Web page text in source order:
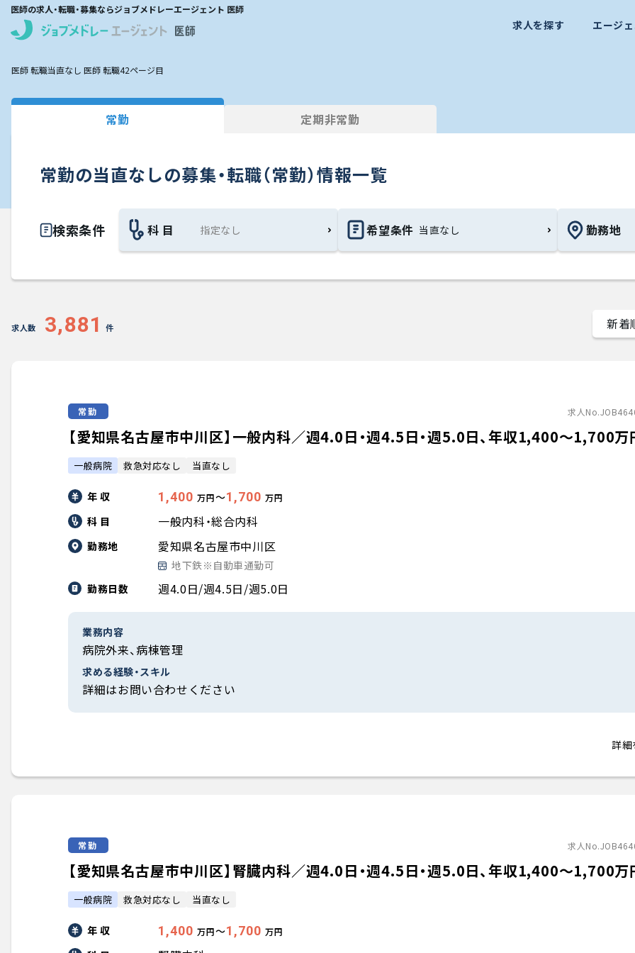
医師の求人・転職・募集ならジョブメドレーエージェント 医師
求人を探す エージ
医師 転職当直なし 医師 転職42ページ目
常勤 定期非常勤
常勤の当直なしの募集・転職（常勤）情報一覧
検索条件 科 目 希望条件 当直なし 勤務地
求人数 3,881 件
常勤 求人
【愛知県名古屋市中川区】一般内科／週4.0日・週4.5日・週5.0日、年収1,400〜1,700万
一般病院 救急対応なし 当直なし
年 収 1,400 万円〜1,700 万円
科 目 一般内科・総合内科
勤務地 愛知県名古屋市中川区
地下鉄※自動車通勤可
勤務日数
週4.0日/週4.5日/週5.0日
業務内容
病院外来、病棟管理
求める経験・スキル
詳細はお問い合わせください
詳細
常勤 求人
【愛知県名古屋市中川区】腎臓内科／週4.0日・週4.5日・週5.0日、年収1,400〜1,700万
一般病院 救急対応なし 当直なし
年 収 1,400 万円〜1,700 万円